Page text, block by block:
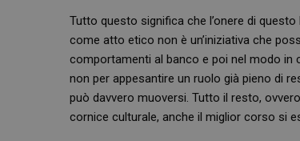
Tutto questo significa che l’onere di
come atto etico non è un’iniziativa che
comportamenti al banco e poi nel modo in
non per appesantire un ruolo già pieno di
può davvero muoversi. Tutto il resto,
cornice culturale, anche il miglior corso siYSC